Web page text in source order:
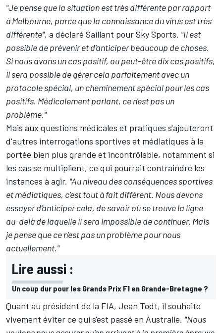
"Je pense que la situation est très différente par rapport
à Melbourne, parce que la connaissance du virus est très
différente", a déclaré Saillant pour Sky Sports. "Il est
possible de prévenir et d'anticiper beaucoup de choses.
Si nous avons un cas positif, ou peut-être dix cas positifs,
il sera possible de gérer cela parfaitement avec un
protocole spécial, un cheminement spécial pour les cas
positifs. Médicalement parlant, ce n'est pas un
problème."
Mais aux questions médicales et pratiques s'ajouteront
d'autres interrogations sportives et médiatiques à la
portée bien plus grande et incontrôlable, notamment si
les cas se multiplient, ce qui pourrait contraindre les
instances à agir. "Au niveau des conséquences sportives
et médiatiques, c'est tout à fait différent. Nous devons
essayer d'anticiper cela, de savoir où se trouve la ligne
au-delà de laquelle il sera impossible de continuer. Mais
je pense que ce n'est pas un problème pour nous
actuellement."
Lire aussi :
Un coup dur pour les Grands Prix F1 en Grande-Bretagne ?
Quant au président de la FIA, Jean Todt, il souhaite
vivement éviter ce qui s'est passé en Australie. "Nous